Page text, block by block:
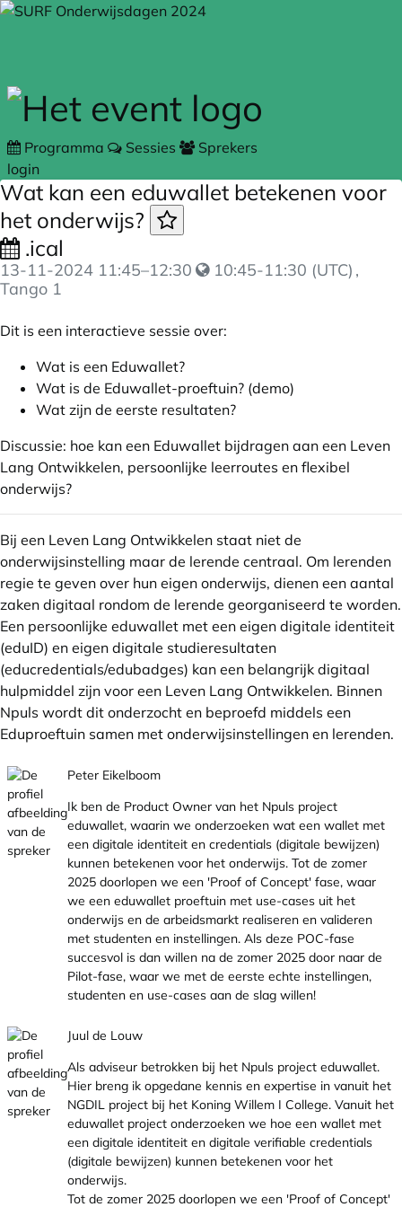
Skip to main content
Programma Sessies
Sprekers
login
Wat kan een eduwallet betekenen voor
het onderwijs?
.ical
13-11-2024 11:45–12:30 10:45-11:30 (UTC) ,
Tango 1
Dit is een interactieve sessie over:
Wat is een Eduwallet?
Wat is de Eduwallet-proeftuin? (demo)
Wat zijn de eerste resultaten?
Discussie: hoe kan een Eduwallet bijdragen aan een Leven
Lang Ontwikkelen, persoonlijke leerroutes en flexibel
onderwijs?
Bij een Leven Lang Ontwikkelen staat niet de
onderwijsinstelling maar de lerende centraal. Om lerenden
regie te geven over hun eigen onderwijs, dienen een aantal
zaken digitaal rondom de lerende georganiseerd te worden.
Een persoonlijke eduwallet met een eigen digitale identiteit
(eduID) en eigen digitale studieresultaten
(educredentials/edubadges) kan een belangrijk digitaal
hulpmiddel zijn voor een Leven Lang Ontwikkelen. Binnen
Npuls wordt dit onderzocht en beproefd middels een
Eduproeftuin samen met onderwijsinstellingen en lerenden.
Peter Eikelboom
Ik ben de Product Owner van het Npuls project
eduwallet, waarin we onderzoeken wat een wallet met
een digitale identiteit en credentials (digitale bewijzen)
kunnen betekenen voor het onderwijs. Tot de zomer
2025 doorlopen we een 'Proof of Concept' fase, waar
we een eduwallet proeftuin met use-cases uit het
onderwijs en de arbeidsmarkt realiseren en valideren
met studenten en instellingen. Als deze POC-fase
succesvol is dan willen na de zomer 2025 door naar de
Pilot-fase, waar we met de eerste echte instellingen,
studenten en use-cases aan de slag willen!
Juul de Louw
Als adviseur betrokken bij het Npuls project eduwallet.
Hier breng ik opgedane kennis en expertise in vanuit het
NGDIL project bij het Koning Willem I College. Vanuit het
eduwallet project onderzoeken we hoe een wallet met
een digitale identiteit en digitale verifiable credentials
(digitale bewijzen) kunnen betekenen voor het
onderwijs.
Tot de zomer 2025 doorlopen we een 'Proof of Concept'